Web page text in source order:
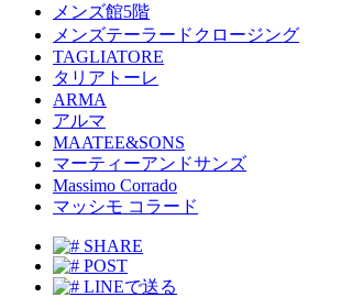
メンズ館5階
メンズテーラードクロージング
TAGLIATORE
タリアトーレ
ARMA
アルマ
MAATEE&SONS
マーティーアンドサンズ
Massimo Corrado
マッシモ コラード
SHARE
POST
LINEで送る